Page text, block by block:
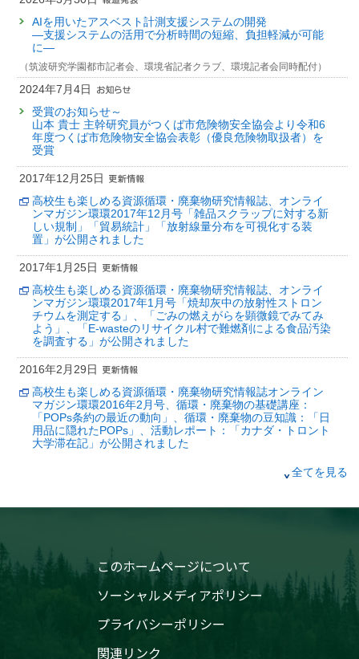
化
20513 : 石綿含有廃棄物の処理・再資源化過程における石綿の適正管理に
関する研究
20580 : 資源性・有害性をもつ物質の循環管理方策の立案と評価
20752 : 有機フッ素化合物の発生源、汚染実態解明、処理技術開発 サブ
テーマ7:PFOS/PFOAおよびその類縁化合物による生物の汚染トレンド解
析と処理技術に関する研究
20755 : 有機フッ素化合物の環境汚染実態と排出源について
2008年度
20006 : 資源性・有害性をもつ物質の循環管理方策の立案と評価
20007 : 廃棄物の不適正管理に伴う負の遺産対策
20026 : 循環資源・廃棄物の試験評価・モニタリング手法の高度化・体系
化
20030 : アスベスト含有廃棄物の分解処理による無害化の確認試験方法の
確立とその応用
2007年度
10541 : アスベスト含有廃棄物の分解処理による無害化の確認試験方法の
確立とその応用
10579 : 資源性・有害性をもつ物質の循環管理方策の立案と評価
10589 : 循環資源・廃棄物の試験評価・モニタリング手法の高度化・体系
化
10591 : 廃棄物の不適正管理に伴う負の遺産対策
規モニタリング法の開発
確立とその応用
10298 : 軽油代替燃料への利用拡大を目的とした廃食用油の相平衡の把握
と品質向上技術の評価
10312 : 資源性・有害性をもつ物質の循環管理方策の立案と評価
掲載誌 :廃棄物資源循環学会誌, 25(3):207-214 (2014)
査読付き 原著論文
焼却灰試料中の放射性ストロンチウムの簡易測定法に関す
る検討
発表者 : Yamamoto T.(山本貴士)
生), Takigami H.(滝上英孝),
掲載誌 :環境放射能除染学会誌, 2(4):263-269 (2014)
総説・解説
アスベスト飛散の実態と対策
発表者 :山本貴士
掲載誌 :いんだすと, 28(6):6-9 (2013)
査読付き 原著論文
廃棄物関連試料の放射性セシウム分析に係る試験所間比
較：土壌，飛灰，主灰及び溶融スラグを対象として
発表者 : Suzuki G.(鈴木剛)
生),
Yamamoto T.(山本貴士)
Sakai S.-I.(酒井伸一),Osako M.(大迫政浩)
掲載誌 :分析化学, 62(6):485-497 (2013)
総説・解説
「廃棄物等の放射能調査・測定法暫定マニュアル」につい
て
掲載誌 :廃棄物資源循環学会誌, 24(4):253-257 (2013)
その他
アスベスト無害化処理技術の現状と進展
廃船舶の放射能調査と除染への基礎的な取り組み
Okubo(大久保拓郎)
掲載誌 :
土木学会論文集G（環境）, 69(7):III_187-III_193 (2013)
査読付き 原著論文
mechanochemical treatment
Nomura Y., Aono S., Arino T.,
Organic Pollutants (2021)
予稿集名 :Abstracts
研究発表
Airborne emission of PBDEs and microplastics from the
発表者 :Yamamoto T.(山本貴士)
学会等名称 : 41st International Symposium on Halogenated Persistent
Organic Pollutantes (2021)
予稿集名 :
研究発表
廃棄物処理施設空気中の粒子状物質のラマン分光法による
分析
発表者 :山本貴士, 高田恭子
予稿集名 : 講演原稿2020, 411-412
研究発表
Possible metal speciation in the fly ash produced from a
fluidized bed incinerator of municipal solid waste
発表者 :Dahlan A.V., Kitamura H.(北村洋樹),
Shimaoka T.,Yamamoto T.(山本貴士), Takahashi F.
学会等名称 :第31回廃棄物資源循環学会研究発表会 (2020)
予稿集名 :
Abstracts, 505-506
研究発表
Estimated heavy metal association by correlation analysis
of municipal solid waste incineration fly ash
災害時におけるアスベスト現地迅速判別法について
発表者 : 齊藤進, 川嵜幹生, 高橋徹, 寺園淳 遠藤和人
山本貴士
石綿問題総合対策研究会第8回研究会 (2020)
酸化チタンナノ材料の管状炉燃焼試験における挙動
2012年度:平成24年度廃棄物関連試料の放射能分析方法検討会委
員(（一社）廃棄物資源循環学会)
2012年度
員 (環境省 水・大気環境局)
2012年度:石綿廃棄物の無害化処理に係る技術等審査委員会委員
2011年度:平成23年度廃棄物関連試料の放射能分析方法検討会委
員(（一社）廃棄物資源循環学会)
2011年度:平成23年度POPs廃棄物国際的動向等調査検討会委員(環境省
大臣官房廃棄物・リサイクル対策部)
2011年度:ASNITE試験（環境等）に係わる技術委員会環境放射能分科会
委員 (（独）製品評価技術基盤機構)
大臣官房廃棄物・リサイクル対策部)
2011年度:平成23年度環境測定分析検討会統一精度管理調査部会検討委
員(環境省 水・大気環境局)
2011年度: アスベスト分析法委員会委員(（社）日本環境測定分析協会)
2010年度:石綿廃棄物の無害化処理に係る技術等審査委員会委員(環境省
大臣官房廃棄物・リサイクル対策部)
2010年度:アスベスト分析法委員会委員 (（社）日本環境測定分析協会)
2010年度:平成22年度環境測定分析検討会統一精度管理調査部会検討委
員(環境省 水・大気環境局)
平成21年度環境測定分析検討会統一精度管理調査部会検討委
2008年度:アスベスト分析法に関する研究委員会委員(（社）環境測定分
2008年度
(環境省 水・大気環境局)
地方における環境測定分析の外注に係る精度管理実情調査検
(環境省 水・大気環境局)
環境測定分析統一精度管理調査 環境測定分析検討会統一精度
AIを用いたアスベスト計測支援システムの開発
—支援システムの活用で分析時間の短縮、負担軽減が可能
に—
（筑波研究学園都市記者会、環境省記者クラブ、環境記者会同時配付）
2024年7月4日
受賞のお知らせ～
山本 貴士 主幹研究員がつくば市危険物安全協会より令和6
年度つくば市危険物安全協会表彰（優良危険物取扱者）を
受賞
2017年12月25日
高校生も楽しめる資源循環・廃棄物研究情報誌、オンライ
ンマガジン環環2017年12月号「雑品スクラップに対する新
しい規制」「貿易統計」「放射線量分布を可視化する装
置」が公開されました
2017年1月25日
高校生も楽しめる資源循環・廃棄物研究情報誌、オンライ
ンマガジン環環2017年1月号「焼却灰中の放射性ストロン
チウムを測定する」、「ごみの燃えがらを顕微鏡でみてみ
よう」、「E-wasteのリサイクル村で難燃剤による食品汚染
を調査する」が公開されました
2016年2月29日
高校生も楽しめる資源循環・廃棄物研究情報誌オンライン
マガジン環環2016年2月号、循環・廃棄物の基礎講座：
「POPs条約の最近の動向」、循環・廃棄物の豆知識：「日
用品に隠れたPOPs」、活動レポート：「カナダ・トロント
大学滞在記」が公開されました
マガジン環環2014年11月号 循環・廃棄物のけんきゅう：
生された"復興資材"の有効活用」、「災害廃棄物情報プラッ
トフォーム」が公開されました
2013年4月22日
全てを見る
このホームページについて
ソーシャルメディアポリシー
プライバシーポリシー
関連リンク